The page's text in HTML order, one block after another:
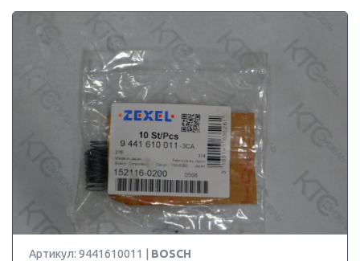
Артикул: 9441610011 | BOSCH